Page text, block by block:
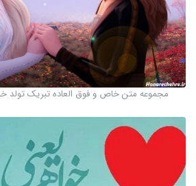
مجموعه متن خاص و فوق العاده تبریک تولد